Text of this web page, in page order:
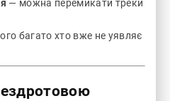
— можна перемикати треки
багато хто вже не уявляє